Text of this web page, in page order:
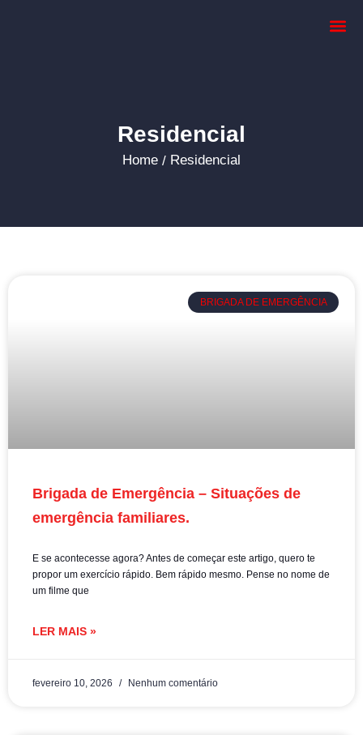
Residencial
Home / Residencial
BRIGADA DE EMERGÊNCIA
Brigada de Emergência – Situações de
emergência familiares.
E se acontecesse agora? Antes de começar este artigo, quero te
propor um exercício rápido. Bem rápido mesmo. Pense no nome de
um filme que
LER MAIS »
fevereiro 10, 2026 Nenhum comentário